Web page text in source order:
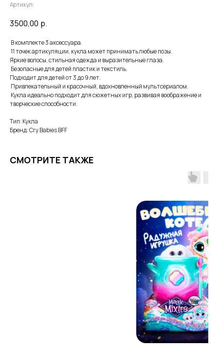
Артикул:
3500,00 р.
В комплекте 3 аксессуара.
11 точек артикуляции, кукла может принимать любые позы.
Яркие волосы, стильная одежда и выразительные глаза.
Безопасные для детей пластик и текстиль.
Подходит для детей от 3 до 9 лет.
Привлекательный и красочный, вдохновленный мультсериалом.
Кукла идеально подходит для сюжетных игр, развивая воображение и
творческие способности.
Тип: Кукла
Бренд: Cry Babies BFF
СМОТРИТЕ ТАКЖЕ
ВЫБИРАЮТ НАШ МАГАЗИН